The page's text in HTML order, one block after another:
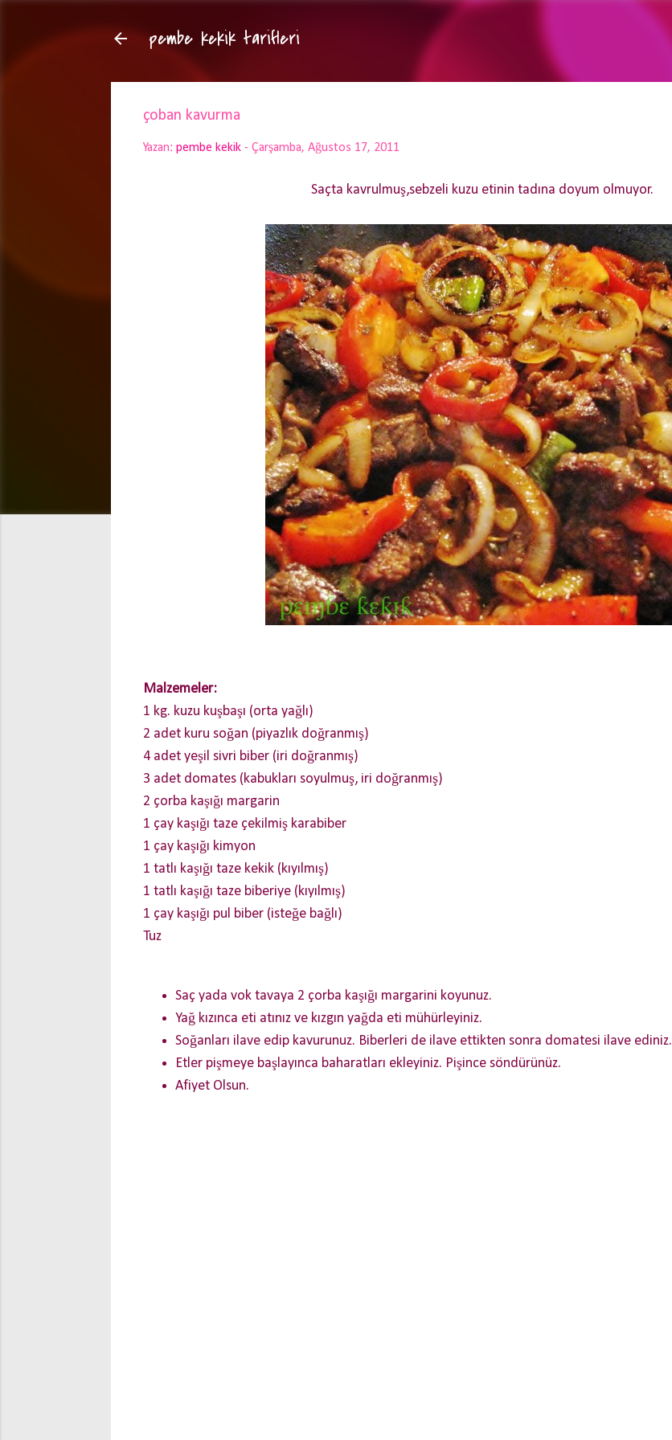
pembe kekik tarifleri
çoban kavurma
Yazan: pembe kekik - Çarşamba, Ağustos 17, 2011
Saçta kavrulmuş,sebzeli kuzu etinin tadına doyum olmuyor.
Malzemeler:
1 kg. kuzu kuşbaşı (orta yağlı)
2 adet kuru soğan (piyazlık doğranmış)
4 adet yeşil sivri biber (iri doğranmış)
3 adet domates (kabukları soyulmuş, iri doğranmış)
2 çorba kaşığı margarin
1 çay kaşığı taze çekilmiş karabiber
1 çay kaşığı kimyon
1 tatlı kaşığı taze kekik (kıyılmış)
1 tatlı kaşığı taze biberiye (kıyılmış)
1 çay kaşığı pul biber (isteğe bağlı)
Tuz
Saç yada vok tavaya 2 çorba kaşığı margarini koyunuz.
Yağ kızınca eti atınız ve kızgın yağda eti mühürleyiniz.
Soğanları ilave edip kavurunuz. Biberleri de ilave ettikten sonra domatesi ilave ediniz.
Etler pişmeye başlayınca baharatları ekleyiniz. Pişince söndürünüz.
Afiyet Olsun.